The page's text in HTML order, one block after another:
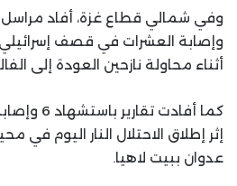
وفي شمالي قطاع غزة، أفاد مراسل
وإصابة العشرات في قصف
أثناء محاولة نازحين العودة إلى
كما أفادت
إثر إطلاق الاحتلال النار اليوم
عدوان ببيت لاهيا.